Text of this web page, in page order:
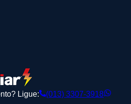
Ligue:
(013) 3307-3918